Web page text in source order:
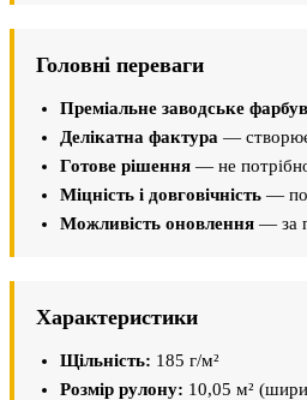
Головні переваги
Преміальне заводське
Делікатна фактура — створює
Готове рішення — не
Міцність і довговічність —
Можливість оновлення — за
Характеристики
Щільність: 185 г/м²
Розмір рулону: 10,05 м²